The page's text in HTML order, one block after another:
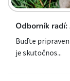
Odborník radí:
Buďte
je skutočnos...